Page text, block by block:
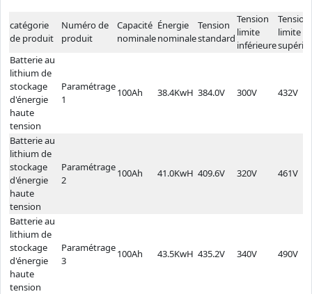
catégorie
de produit
Numéro de
produit
Capacité
nominale
Énergie
nominale
Tension
standard
Tension
limite
inférieure
Tension
limite
Batterie au
lithium de
stockage
d'énergie
haute
tension
Paramétrage
1
100Ah 38.4KwH 384.0V 300V 432V
Batterie au
lithium de
stockage
d'énergie
haute
tension
Paramétrage
2
100Ah 41.0KwH 409.6V 320V 461V
Batterie au
lithium de
stockage
d'énergie
haute
tension
Paramétrage
3
100Ah 43.5KwH 435.2V 340V 490V